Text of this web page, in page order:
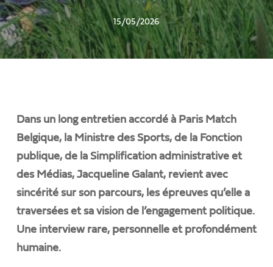
15/05/2026
Dans un long entretien accordé à Paris Match
Belgique, la Ministre des Sports, de la Fonction
publique, de la Simplification administrative et
des Médias, Jacqueline Galant, revient avec
sincérité sur son parcours, les épreuves qu’elle a
traversées et sa vision de l’engagement politique.
Une interview rare, personnelle et profondément
humaine.